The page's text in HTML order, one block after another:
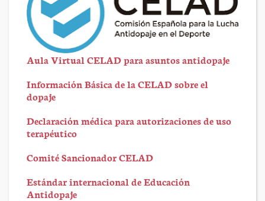
Aula Virtual CELAD para asuntos antidopaje
Información Básica de la CELAD sobre el
dopaje
Declaración médica para autorizaciones de uso
terapéutico
Comité Sancionador CELAD
Estándar internacional de Educación
Antidopaje